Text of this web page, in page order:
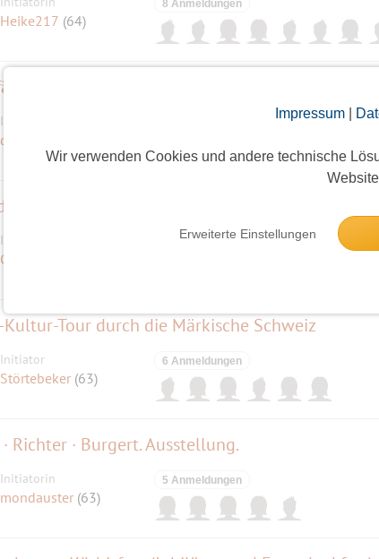
Impressum|
Wir verwenden Cookies und andere technische
Erweiterte Einstellungen
Heike217 (64)
8 Anmeldungen
Hohenschönhausen
Initiator
der André
zu den Kranichen
Initiator
Copain
2 Anmeldungen
Kultur-Tour durch die Märkische Schweiz
Initiator
Störtebeker (63)
6 Anmeldungen
Richter · Burgert. Ausstellung.
Initiatorin
mondauster (63)
5 Anmeldungen